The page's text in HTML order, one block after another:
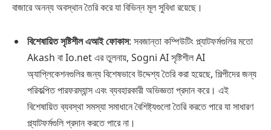
বাজারে অনন্য অবস্থান তৈরি করে যা বিভিন্ন মূল সুবিধা রয়েছে।
বিশেষায়িত সৃষ্টিশীল এআই ফোকাস: সবজান্তা কম্পিউটিং প্ল্যাটফর্মগুলির মতো
Akash বা Io.net এর তুলনায়, Sogni AI সৃষ্টিশীল AI
অ্যাপ্লিকেশনগুলির জন্য বিশেষভাবে উদ্দেশ্য তৈরি করা হয়েছে, শিল্পীদের জন্য
পরিকল্পিত পারফরম্যান্স এবং ব্যবহারকারী অভিজ্ঞতা প্রদান করে। এই
বিশেষায়িত ব্যবস্থা সমস্যা সমাধানে বৈশিষ্ট্যগুলো তৈরি করতে পারে যা সাধারণ
প্ল্যাটফর্মগুলি প্রদান করতে পারে না।